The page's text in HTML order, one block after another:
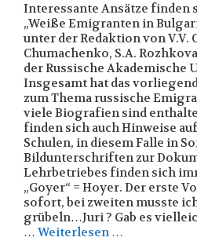
Interessante Ansätze finden
„Weiße Emigranten in
unter der Redaktion von V.V.
Chumachenko, S.A.
der Russische Akademische
Insgesamt hat das
zum Thema russische
viele Biografien sind
finden sich auch Hinweise
Schulen, in diesem Falle in
Bildunterschriften zur
Lehrbetriebes finden sich
„Goyer“ = Hoyer. Der erste
sofort, bei zweiten musste
grübeln…Juri ? Gab es
…Weiterlesen …